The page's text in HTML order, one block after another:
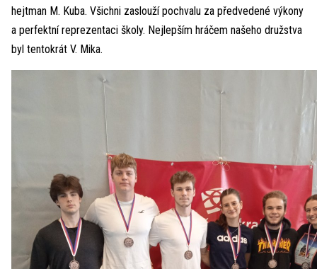
hejtman M. Kuba. Všichni zaslouží pochvalu za předvedené výkony
a perfektní reprezentaci školy. Nejlepším hráčem našeho družstva
byl tentokrát V. Mika.